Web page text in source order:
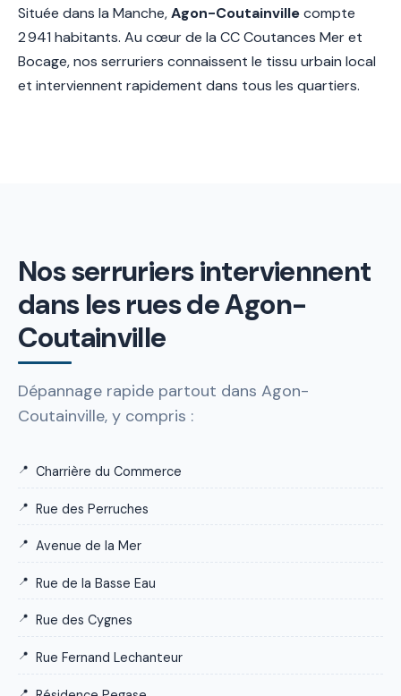
Située dans la Manche,Agon-Coutainvillecompte
2 941 habitants. Au cœur de la CC Coutances Mer et
Bocage, nos serruriers connaissent le tissu urbain local
et interviennent rapidement dans tous les quartiers.
Nos serruriers interviennent
dans les rues de Agon-
Coutainville
Dépannage rapide partout dans Agon-
Coutainville, y compris :
Charrière du Commerce
Rue des Perruches
Avenue de la Mer
Rue de la Basse Eau
Rue des Cygnes
Rue Fernand Lechanteur